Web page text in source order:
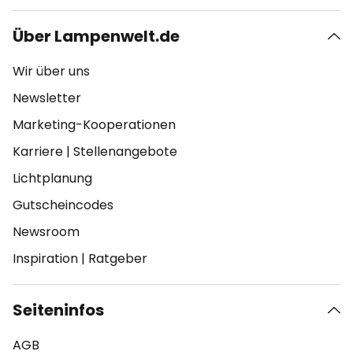
Über Lampenwelt.de
Wir über uns
Newsletter
Marketing-Kooperationen
Karriere | Stellenangebote
Lichtplanung
Gutscheincodes
Newsroom
Inspiration | Ratgeber
Seiteninfos
AGB